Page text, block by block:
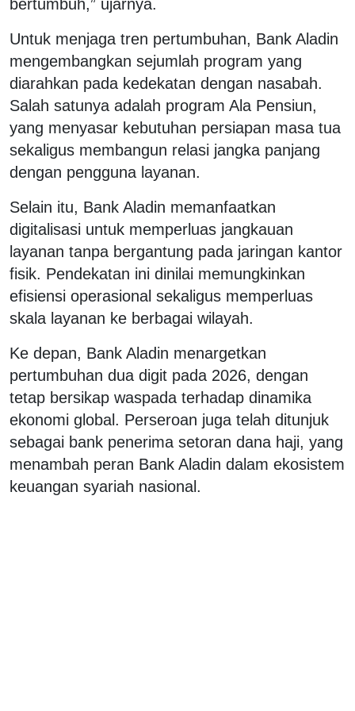
bertumbuh,” ujarnya.
Untuk menjaga tren pertumbuhan, Bank Aladin
mengembangkan sejumlah program yang
diarahkan pada kedekatan dengan nasabah.
Salah satunya adalah program Ala Pensiun,
yang menyasar kebutuhan persiapan masa tua
sekaligus membangun relasi jangka panjang
dengan pengguna layanan.
Selain itu, Bank Aladin memanfaatkan
digitalisasi untuk memperluas jangkauan
layanan tanpa bergantung pada jaringan kantor
fisik. Pendekatan ini dinilai memungkinkan
efisiensi operasional sekaligus memperluas
skala layanan ke berbagai wilayah.
Ke depan, Bank Aladin menargetkan
pertumbuhan dua digit pada 2026, dengan
tetap bersikap waspada terhadap dinamika
ekonomi global. Perseroan juga telah ditunjuk
sebagai bank penerima setoran dana haji, yang
menambah peran Bank Aladin dalam ekosistem
keuangan syariah nasional.